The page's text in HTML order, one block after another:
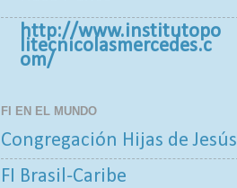
http://www.institutopo
litecnicolasmercedes.c
om/
FI EN EL MUNDO
Congregación Hijas de Jesús
FI Brasil-Caribe